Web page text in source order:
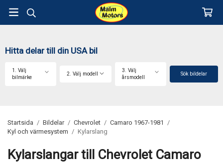
Hitta delar till din USA bil
1. Välj
bilmärke
2. Välj modell
3. Välj
årsmodell
Sök bildelar
Startsida / Bildelar / Chevrolet / Camaro 1967-1981 /
Kyl och värmesystem / Kylarslang
Kylarslangar till Chevrolet Camaro